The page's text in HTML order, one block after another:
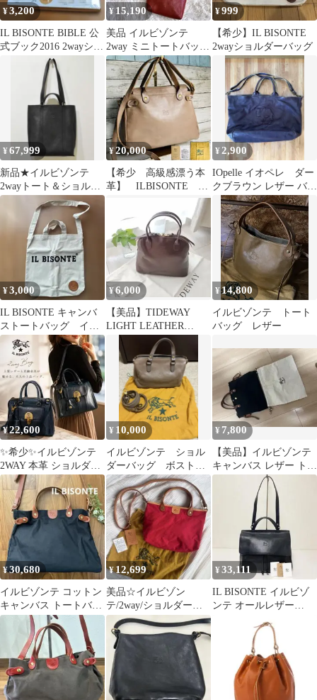
¥3,200
IL BISONTE BIBLE 公
式ブック2016 2wayショ
ルダーバッグ
¥ 15,190
美品 イルビゾンテ
2way ミニトートバッグ
ショルダーバッグ ハン
ドバッグ
¥999
【希少】IL BISONTE
2wayショルダーバッグ
¥67,999
新品★イルビゾンテ
2wayトート＆ショルダ
ーバッグ IL BISONTE
¥20,000
【希少 高級感漂う本
革】 ILBISONTE
2WAY ショルダーバッ
グ 大容量
¥ 2,900
IOpelle イオペレ ダー
クブラウン レザー バッ
ク ラクダ
¥3,000
IL BISONTE キャンバ
ストートバッグ イル
ビゾンテ
¥6,000
【美品】TIDEWAY
LIGHT LEATHER
BOSTON S バッグ
¥14,800
イルビゾンテ トート
バッグ レザー
¥22,600
✨希少✨イルビゾンテ
2WAY 本革 ショルダー
バッグ 紺 ゴールド金具
鍵付き
¥ 10,000
イルビゾンテ ショル
ダーバッグ ボスト
ン レザー グレージ
ュ
¥7,800
【美品】イルビゾンテ
キャンバス レザー トー
トバッグ ハンドバッグ
¥30,680
イルビゾンテ コットン
キャンバス トートバッ
グ IL BISONTE ブラッ
¥12,699
美品☆イルビゾン
テ/2way/ショルダーバ
ッグ/トート/キャンバ
ス/ヌメ革/舟形
¥33,111
IL BISONTE イルビゾ
ンテ オールレザー
2way ハンドバッグ 大